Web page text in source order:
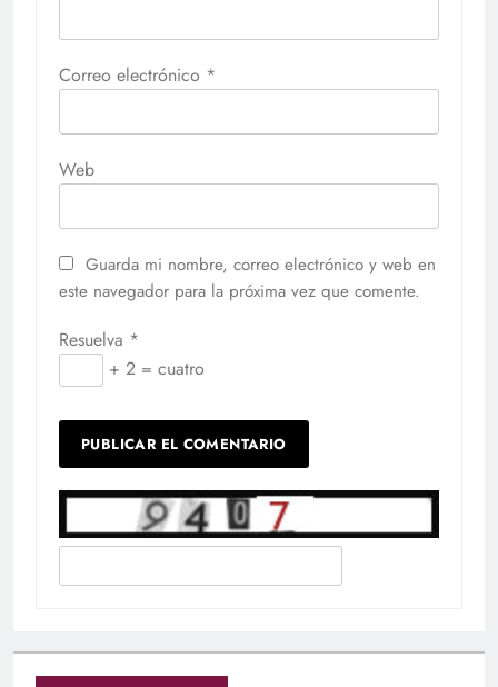
Correo electrónico *
Web
Guarda mi nombre, correo electrónico y web en
este navegador para la próxima vez que comente.
Resuelva *
+ 2 = cuatro